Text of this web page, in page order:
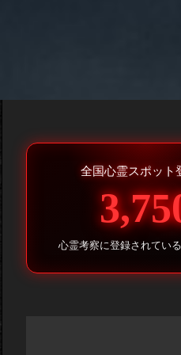
全国心霊スポット
心霊考察に登録されてい